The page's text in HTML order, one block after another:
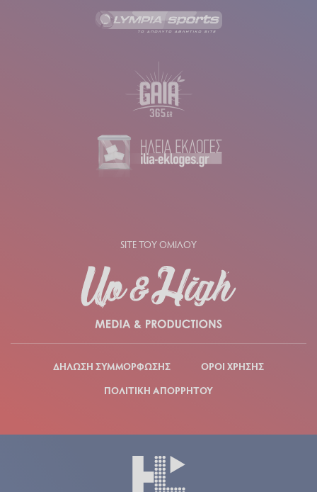
SITE ΤΟΥ ΟΜΙΛΟΥ
ΔΗΛΩΣΗ ΣΥΜΜΟΡΦΩΣΗΣ
ΟΡΟΙ ΧΡΗΣΗΣ
ΠΟΛΙΤΙΚΗ ΑΠΟΡΡΗΤΟΥ